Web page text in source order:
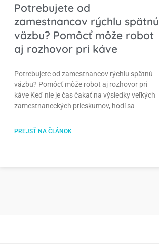
Potrebujete od
zamestnancov rýchlu spätnú
väzbu? Pomôcť môže robot
aj rozhovor pri káve
Potrebujete od zamestnancov rýchlu spätnú
väzbu? Pomôcť môže robot aj rozhovor pri
káve Keď nie je čas čakať na výsledky veľkých
zamestnaneckých prieskumov, hodí sa
PREJSŤ NA ČLÁNOK